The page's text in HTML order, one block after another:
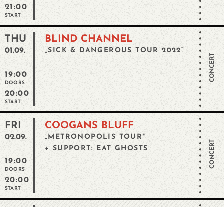
21:00
START
THU
01.09.
19:00
DOORS
20:00
START
BLIND CHANNEL
„SICK & DANGEROUS TOUR 2022“
CONCERT
FRI
02.09.
19:00
DOORS
20:00
START
COOGANS BLUFF
„METRONOPOLIS TOUR"
+ SUPPORT: EAT GHOSTS
CONCERT